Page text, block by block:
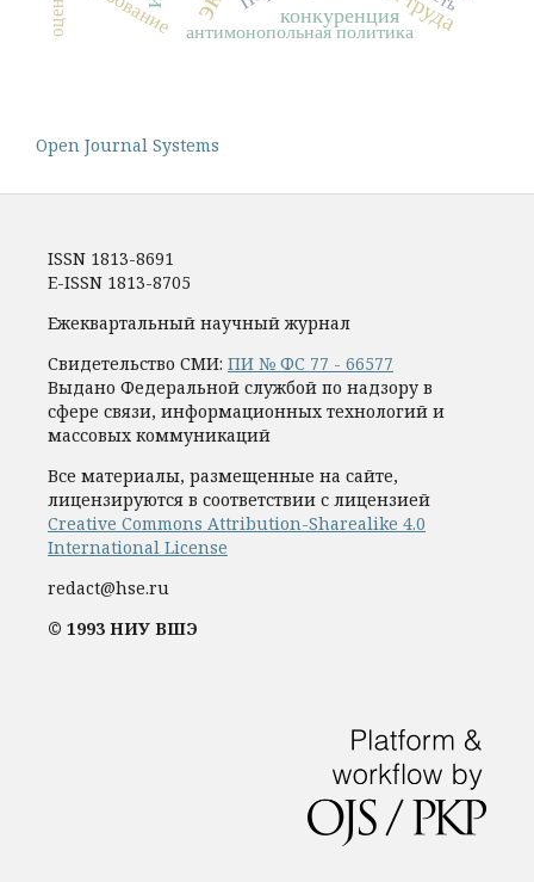
конкуренция
антимонопольная политика
Open Journal Systems
ISSN 1813-8691
E-ISSN 1813-8705
Ежеквартальный научный журнал
Свидетельство СМИ: ПИ № ФС 77 - 66577
Выдано Федеральной службой по надзору в
сфере связи, информационных технологий и
массовых коммуникаций
Все материалы, размещенные на сайте,
лицензируются в соответствии с лицензией
Creative Commons Attribution-Sharealike 4.0
International License
redact@hse.ru
© 1993 НИУ ВШЭ